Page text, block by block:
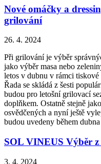
Nové omáčky a
grilování
26. 4. 2024
Při grilování je výběr
jako výběr masa nebo
letos v dubnu v rámci
Řada se skládá z šesti
budou pro letošní grilovací
doplňkem. Ostatně stejně
osvědčených a nyní ještě
budou uvedeny během
SOL VINEUS Výběr
3. 4. 2024